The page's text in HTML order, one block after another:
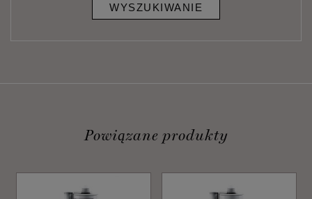
WYSZUKIWANIE
Powiązane produkty